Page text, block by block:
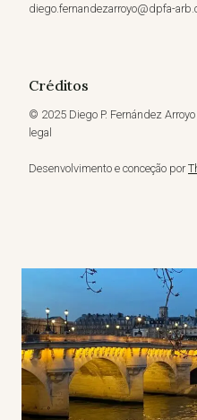
diego.fernandezarroyo@dpfa-
Créditos
© 2025 Diego P. Fernández
legal
Desenvolvimento e conceção por